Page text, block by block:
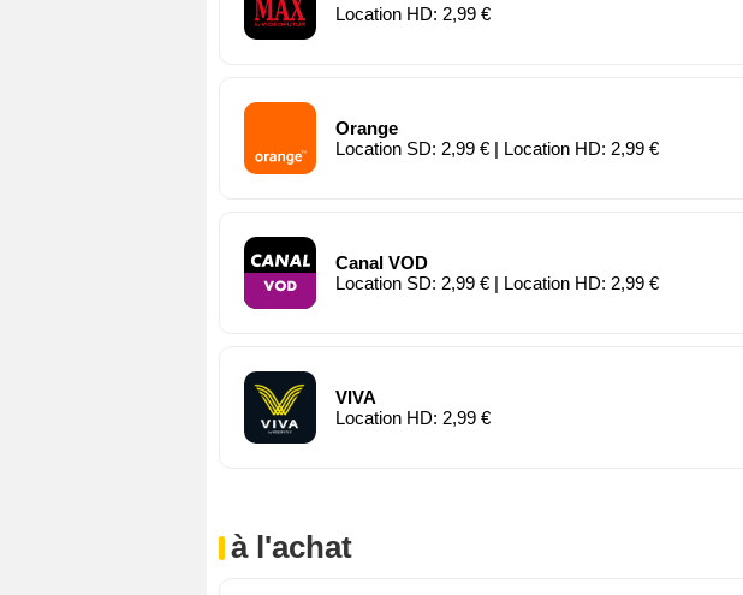
Location HD: 2,99 €
Orange
Location SD: 2,99 € | Location HD: 2,99 €
Canal VOD
Location SD: 2,99 € | Location HD: 2,99 €
VIVA
Location HD: 2,99 €
à l'achat